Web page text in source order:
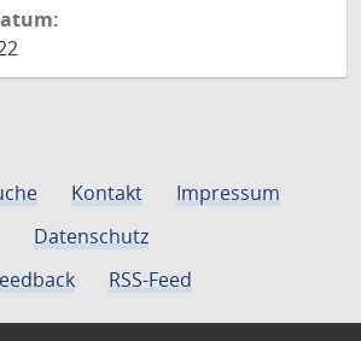
Kontakt
Impressum
Datenschutz
RSS-Feed